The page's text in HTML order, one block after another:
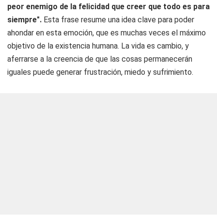
peor enemigo de la felicidad que creer que todo es para
siempre". Esta frase resume una idea clave para poder
ahondar en esta emoción, que es muchas veces el máximo
objetivo de la existencia humana. La vida es cambio, y
aferrarse a la creencia de que las cosas permanecerán
iguales puede generar frustración, miedo y sufrimiento.